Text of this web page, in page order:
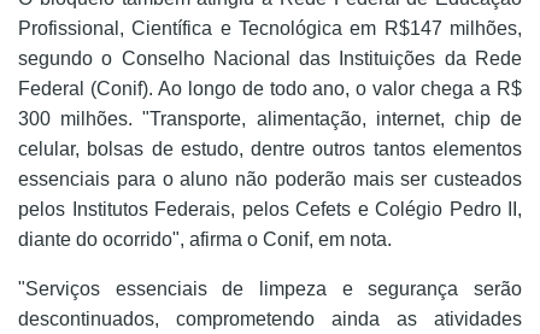
Profissional, Científica e Tecnológica em R$147 milhões,
segundo o Conselho Nacional das Instituições da Rede
Federal (Conif). Ao longo de todo ano, o valor chega a R$
300 milhões. "Transporte, alimentação, internet, chip de
celular, bolsas de estudo, dentre outros tantos elementos
essenciais para o aluno não poderão mais ser custeados
pelos Institutos Federais, pelos Cefets e Colégio Pedro II,
diante do ocorrido", afirma o Conif, em nota.
"Serviços essenciais de limpeza e segurança serão
descontinuados, comprometendo ainda as atividades